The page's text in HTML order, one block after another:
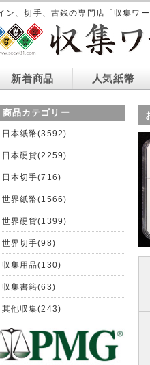
ン、切手、古銭の専門店「収集ワ
新着商品 人気紙幣
商品カテゴリー
日本紙幣(3592)
日本硬貨(2259)
日本切手(716)
世界紙幣(1566)
世界硬貨(1399)
世界切手(98)
収集用品(130)
収集書籍(63)
其他収集(243)